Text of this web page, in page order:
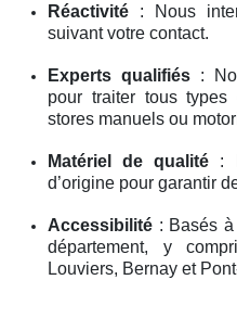
Réactivité : Nous
suivant votre contact.
Experts qualifiés :
pour traiter tous types
stores manuels ou
Matériel de qualité :
d’origine pour garantir
Accessibilité : Basés
département, y
Louviers, Bernay et